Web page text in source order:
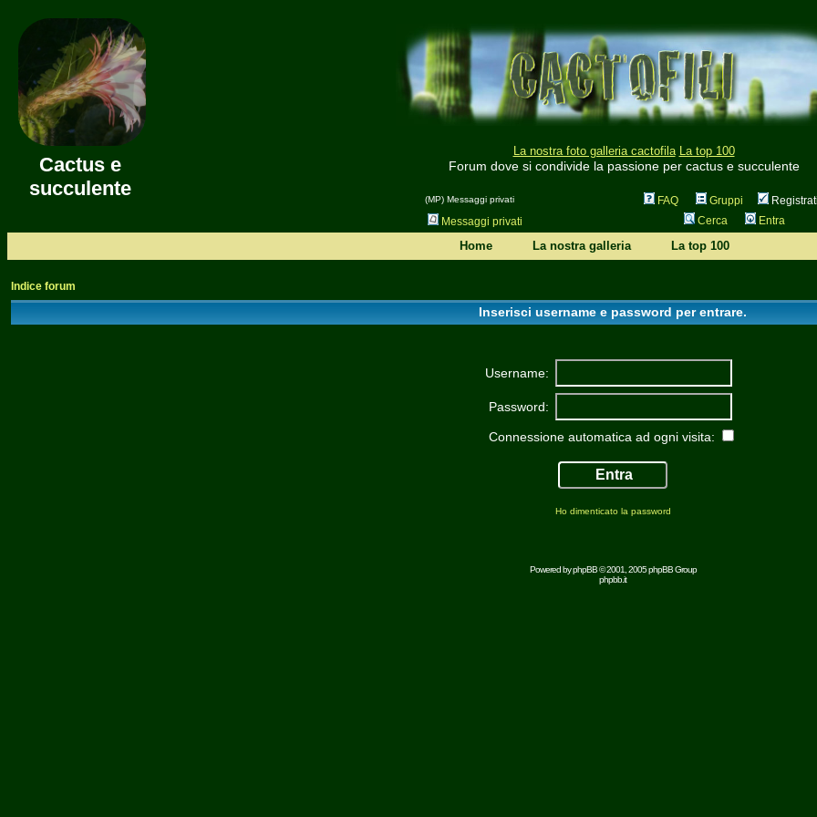
Cactus e
succulente
La nostra foto galleria cactofila La top 100
Forum dove si condivide la passione per cactus e succulente
(MP) Messaggi privati FAQ Gruppi
Messaggi privati
Cerca Entra
Home La nostra galleria La top 100
Indice forum
Inserisci username e password per entrare.
Username:
Password:
Connessione automatica ad ogni visita:
Ho dimenticato la password
Powered byphpBB© 2001, 2005 phpBB Group
phpbb.it